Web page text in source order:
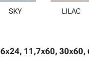
SKY LILAC
6x24, 11,7x60, 30x60,